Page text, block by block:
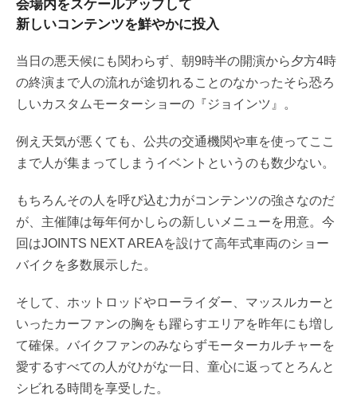
会場内をスケールアップして
新しいコンテンツを鮮やかに投入
当日の悪天候にも関わらず、朝9時半の開演から夕方4時
の終演まで人の流れが途切れることのなかったそら恐ろ
しいカスタムモーターショーの『ジョインツ』。
例え天気が悪くても、公共の交通機関や車を使ってここ
まで人が集まってしまうイベントというのも数少ない。
もちろんその人を呼び込む力がコンテンツの強さなのだ
が、主催陣は毎年何かしらの新しいメニューを用意。今
回はJOINTS NEXT AREAを設けて高年式車両のショー
バイクを多数展示した。
そして、ホットロッドやローライダー、マッスルカーと
いったカーファンの胸をも躍らすエリアを昨年にも増し
て確保。バイクファンのみならずモーターカルチャーを
愛するすべての人がひがな一日、童心に返ってとろんと
シビれる時間を享受した。